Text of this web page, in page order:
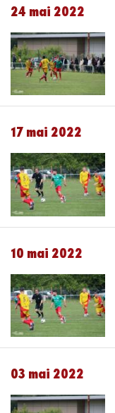
24 mai 2022
17 mai 2022
10 mai 2022
03 mai 2022